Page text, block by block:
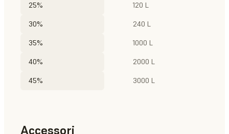
25% 120 L
30% 240 L
35% 1000 L
40% 2000 L
45% 3000 L
Accessori